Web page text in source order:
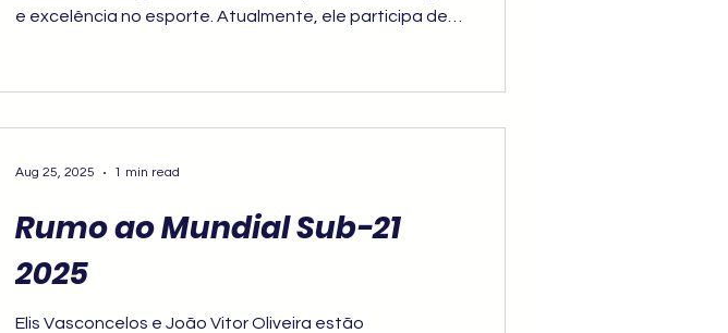
e excelência no esporte. Atualmente, ele participa de
internacional.
Rumo ao Mundial Sub-21
2025
Elis Vasconcelos e João Vitor Oliveira estão
Aug 25, 2025 1 min read